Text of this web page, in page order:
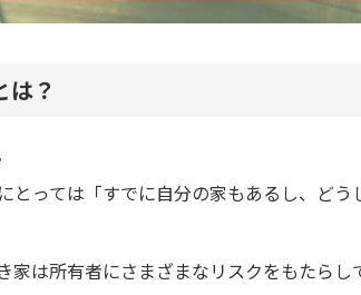
？
とっては「すでに自分の家もあるし、ど
は所有者にさまざまなリスクをもたらし